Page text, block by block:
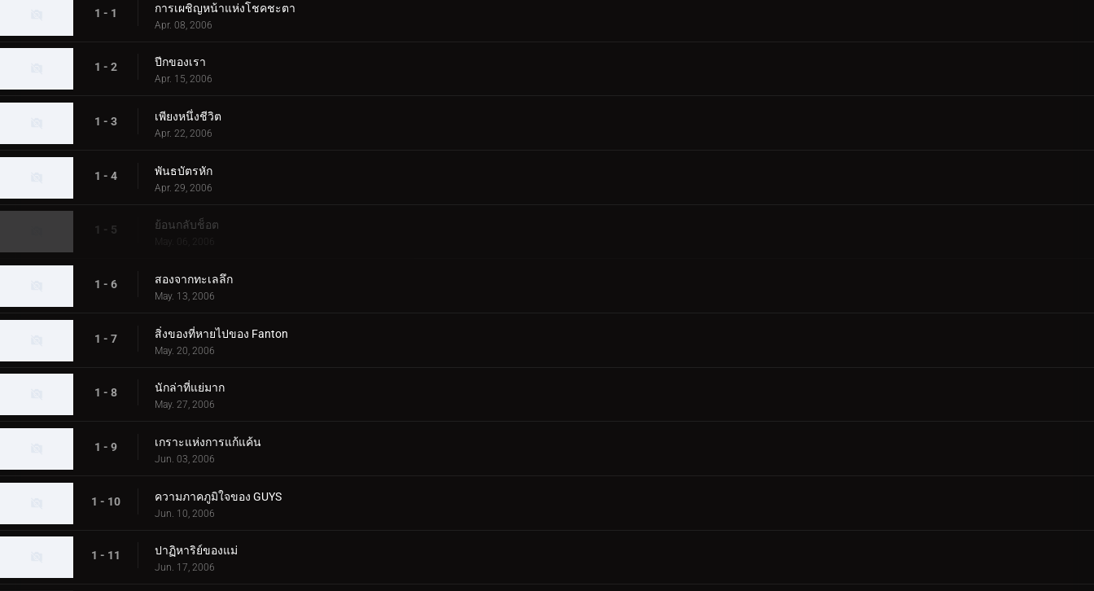
1 - 1 การเผชิญหน้าแห่งโชคชะตา
Apr. 08, 2006
1 - 2 ปีกของเรา
Apr. 15, 2006
1 - 3 เพียงหนึ่งชีวิต
Apr. 22, 2006
1 - 4 พันธบัตรหัก
Apr. 29, 2006
1 - 5 ย้อนกลับช็อต
May. 06, 2006
1 - 6 สองจากทะเลลึก
May. 13, 2006
1 - 7 สิ่งของที่หายไปของ Fanton
May. 20, 2006
1 - 8 นักล่าที่แย่มาก
May. 27, 2006
1 - 9 เกราะแห่งการแก้แค้น
Jun. 03, 2006
1 - 10 ความภาคภูมิใจของ GUYS
Jun. 10, 2006
1 - 11 ปาฏิหาริย์ของแม่
Jun. 17, 2006